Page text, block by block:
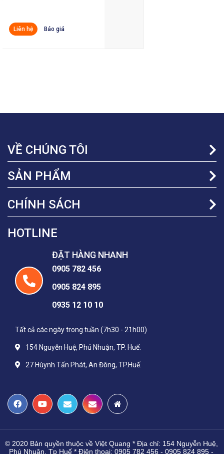
VỀ CHÚNG TÔI
SẢN PHẨM
CHÍNH SÁCH
HOTLINE
ĐẶT HÀNG NHANH
0905 782 456
0905 824 895
0935 12 10 10
Tất cả các ngày trong tuần (7h30 - 21h00)
154 Nguyễn Huệ, Phú Nhuận, TP. Huế.
27 Hùynh Tấn Phát, An Đông, TP.Huế.
© 2020 Bản quyền thuộc về Việt Quang * Địa chỉ: 154 Nguyễn Huệ,
Phú Nhuận, Tp Huế * Điện thoại: 0905 782 456 - 0905 824 895 -